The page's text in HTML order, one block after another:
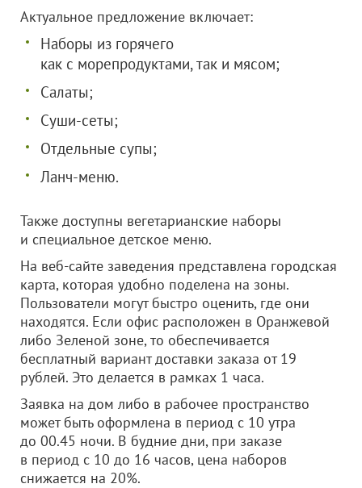
Актуальное предложение включает:
Наборы из горячего
как с морепродуктами, так и мясом;
Салаты;
Суши-сеты;
Отдельные супы;
Ланч-меню.
Также доступны вегетарианские наборы
и специальное детское меню.
На веб-сайте заведения представлена городская
карта, которая удобно поделена на зоны.
Пользователи могут быстро оценить, где они
находятся. Если офис расположен в Оранжевой
либо Зеленой зоне, то обеспечивается
бесплатный вариант доставки заказа от 19
рублей. Это делается в рамках 1 часа.
Заявка на дом либо в рабочее пространство
может быть оформлена в период с 10 утра
до 00.45 ночи. В будние дни, при заказе
в период с 10 до 16 часов, цена наборов
снижается на 20%.